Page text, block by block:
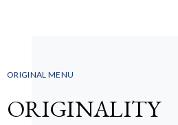
ORIGINAL MENU
ORIGINALITY